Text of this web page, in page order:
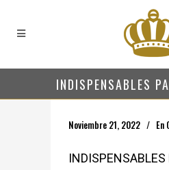
INDISPENSABLES
Noviembre 21, 2022 En
INDISPENSABLES